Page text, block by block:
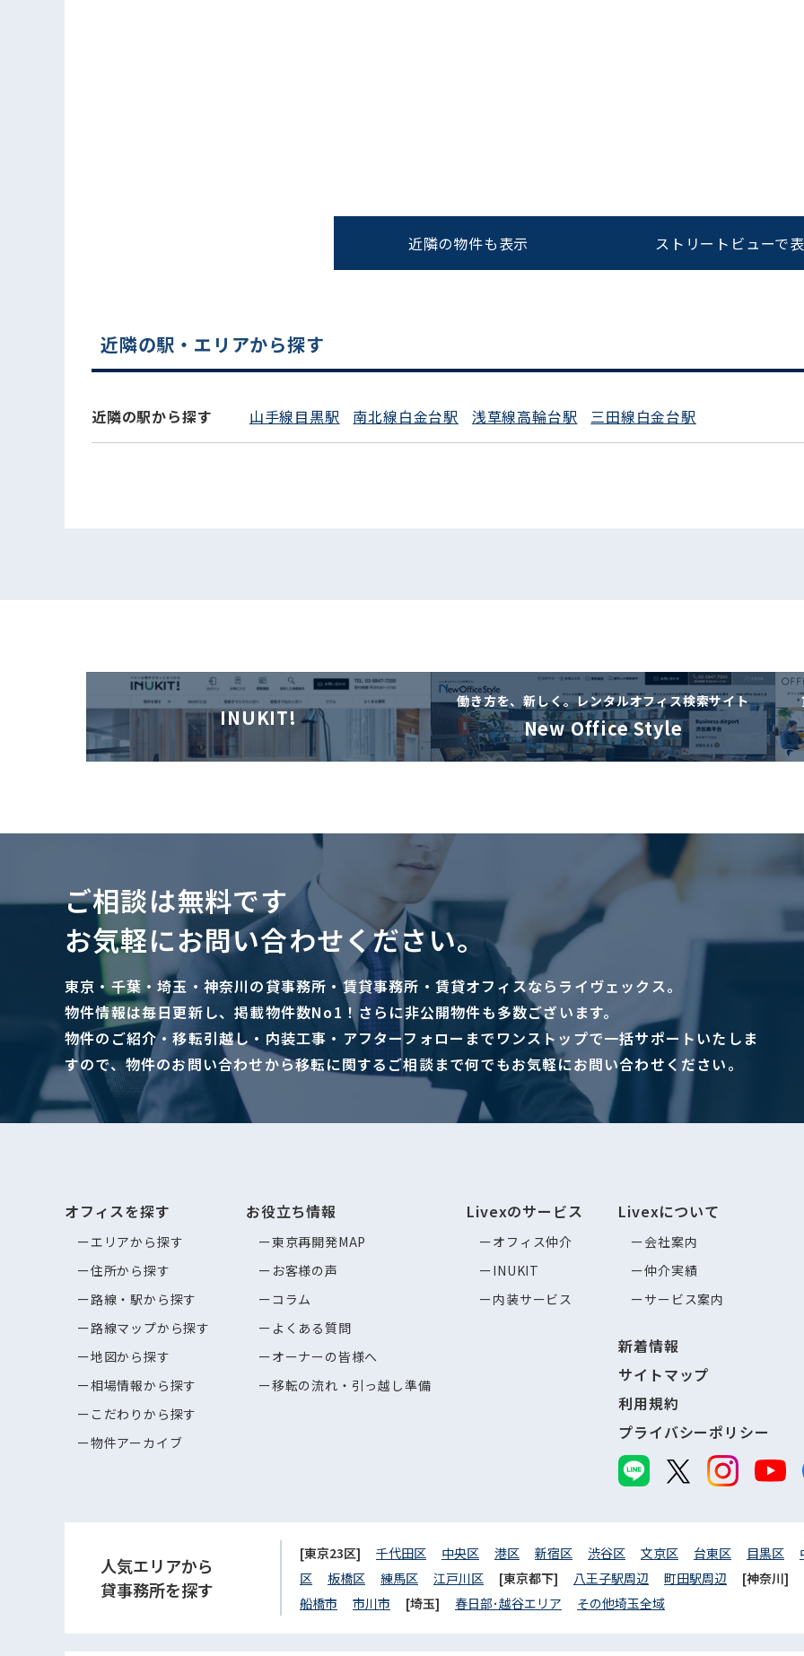
近隣の物件も表示 ストリートビューで
近隣の駅・エリアから探す
近隣の駅から探す 山手線目黒駅 南北線白金台駅 浅草線高輪台駅 三田線白金台駅
INUKIT!
働き方を、新しく。レンタルオフィス検索サイト
New Office Style
ご相談は無料です
お気軽にお問い合わせください。
東京・千葉・埼玉・神奈川の貸事務所・賃貸事務所・賃貸オフィスならライヴェックス。
物件情報は毎日更新し、掲載物件数No1！さらに非公開物件も多数ございます。
物件のご紹介・移転引越し・内装工事・アフターフォローまでワンストップで一括サポートいたしま
すので、物件のお問い合わせから移転に関するご相談まで何でもお気軽にお問い合わせください。
オフィスを探す
エリアから探す
住所から探す
路線・駅から探す
路線マップから探す
地図から探す
相場情報から探す
こだわりから探す
物件アーカイブ
お役立ち情報
東京再開発MAP
お客様の声
コラム
よくある質問
オーナーの皆様へ
移転の流れ・引っ越し準備
Livexのサービス
オフィス仲介
INUKIT
内装サービス
Livexについて
会社案内
仲介実績
サービス案内
新着情報
サイトマップ
利用規約
プライバシーポリシー
人気エリアから
貸事務所を探す
[東京23区] 千代田区 中央区 港区 新宿区 渋谷区 文京区 台東区 目黒区
区
板橋区 練馬区 江戸川区 [東京都下] 八王子駅周辺 町田駅周辺 [神奈川]
船橋市
市川市 [埼玉] 春日部･越谷エリア その他埼玉全域